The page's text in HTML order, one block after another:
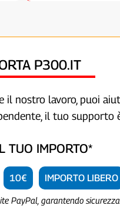
P300.IT
il nostro lavoro, puoi
il tuo supporto
TUO IMPORTO*
10€ IMPORTO LIBERO
PayPal, garantendo